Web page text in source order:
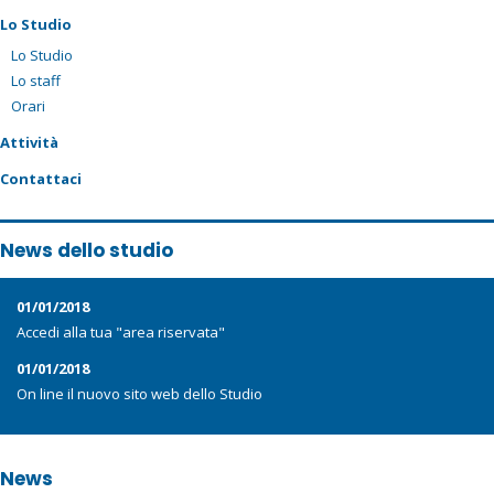
Lo Studio
Lo Studio
Lo staff
Orari
Attività
Contattaci
News dello studio
01/01/2018
Accedi alla tua "area riservata"
01/01/2018
On line il nuovo sito web dello Studio
News